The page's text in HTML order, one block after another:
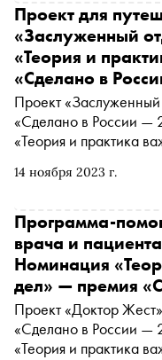
— страна
14 ноября 2023 г.
Проект для
«Заслуженный
«Теория и
«Сделано в
Проект
«Сделано в России —
«Теория и практика
возможностей».
Программа-
врача и
Номинация
дел» — премия
Проект «Доктор
«Сделано в России —
«Теория и практика